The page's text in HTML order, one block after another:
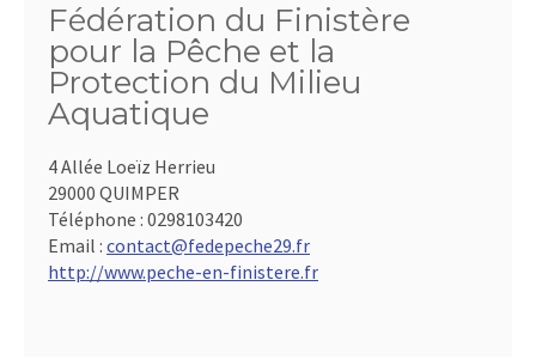
Fédération du Finistère
pour la Pêche et la
Protection du Milieu
Aquatique
4 Allée Loeïz Herrieu
29000 QUIMPER
Téléphone : 0298103420
Email : contact@fedepeche29.fr
http://www.peche-en-finistere.fr